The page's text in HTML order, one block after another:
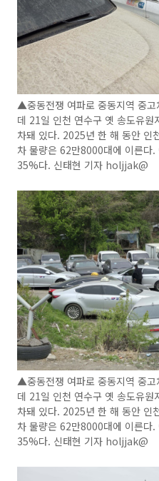
▲중동전쟁 여파로 중동지역 중
데 21일 인천 연수구 옛 송도유원
차돼 있다. 2025년 한 해 동안 인
차 물량은 62만8000대에 이른다
35%다. 신태현 기자 holjjak@
▲중동전쟁 여파로 중동지역 중
데 21일 인천 연수구 옛 송도유원
차돼 있다. 2025년 한 해 동안 인
차 물량은 62만8000대에 이른다
35%다. 신태현 기자 holjjak@